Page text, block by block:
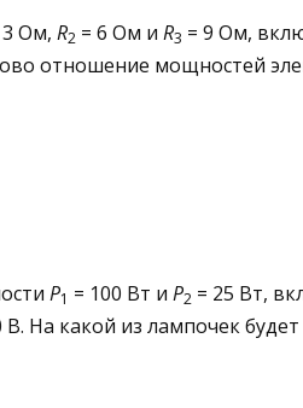
3 Ом, R2 = 6 Ом и R3 = 9 Ом,
отношение мощностей
Р1 = 100 Вт и Р2 = 25 Вт,
На какой из лампочек